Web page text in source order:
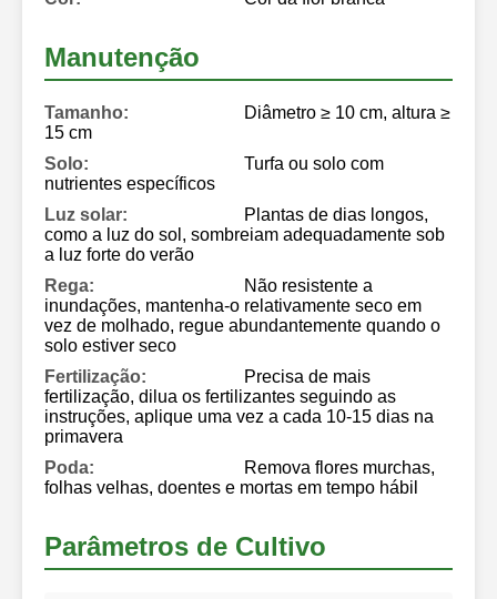
Manutenção
Tamanho:
Diâmetro ≥ 10 cm, altura ≥
15 cm
Solo:
Turfa ou solo com
nutrientes específicos
Luz solar:
Plantas de dias longos,
como a luz do sol, sombreiam adequadamente sob
a luz forte do verão
Rega:
Não resistente a
inundações, mantenha-o relativamente seco em
vez de molhado, regue abundantemente quando o
solo estiver seco
Fertilização:
Precisa de mais
fertilização, dilua os fertilizantes seguindo as
instruções, aplique uma vez a cada 10-15 dias na
primavera
Poda:
Remova flores murchas,
folhas velhas, doentes e mortas em tempo hábil
Parâmetros de Cultivo